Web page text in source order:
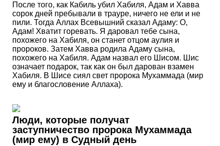
После того, как Кабиль убил Хабиля, Адам и Хавва
сорок дней пребывали в трауре, ничего не ели и не
пили. Тогда Аллах Всевышний сказал Адаму: О,
Адам! Хватит горевать. Я даровал тебе сына,
похожего на Хабиля, он станет отцом аулия и
пророков. Затем Хавва родила Адаму сына,
похожего на Хабиля. Адам назвал его Шисом. Шис
означает подарок, так как он был дарован взамен
Хабиля. В Шисе сиял свет пророка Мухаммада (мир
ему и благословение Аллаха).
Люди, которые получат
заступничество пророка Мухаммада
(мир ему) в Судный день